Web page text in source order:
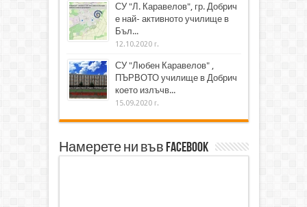
СУ "Л. Каравелов", гр. Добрич
е най- активното училище в
Бъл...
12.10.2020 г.
СУ "Любен Каравелов" ,
ПЪРВОТО училище в Добрич
което излъчв...
15.09.2020 г.
Намерете ни във Facebook